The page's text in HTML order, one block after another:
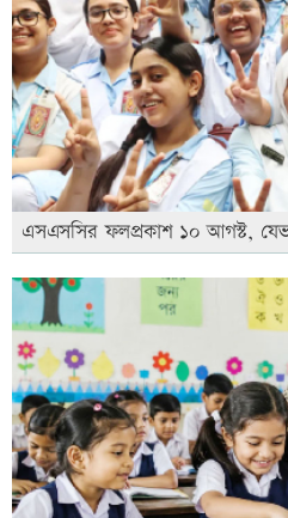
এসএসসির ফলপ্রকাশ ১০ আগস্ট,